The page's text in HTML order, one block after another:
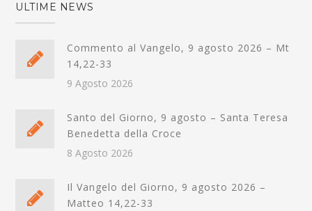
ULTIME NEWS
Commento al Vangelo, 9 agosto 2026 – Mt
14,22-33
9 Agosto 2026
Santo del Giorno, 9 agosto – Santa Teresa
Benedetta della Croce
8 Agosto 2026
Il Vangelo del Giorno, 9 agosto 2026 –
Matteo 14,22-33